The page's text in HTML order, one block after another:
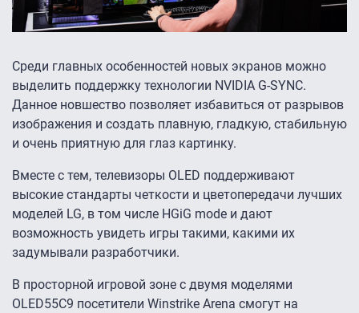
Среди главных особенностей новых экранов можно
выделить поддержку технологии NVIDIA G-SYNC.
Данное новшество позволяет избавиться от разрывов
изображения и создать плавную, гладкую, стабильную
и очень приятную для глаз картинку.
Вместе с тем, телевизоры OLED поддерживают
высокие стандарты четкости и цветопередачи лучших
моделей LG, в том числе HGiG mode и дают
возможность увидеть игры такими, какими их
задумывали разработчики.
В просторной игровой зоне с двумя моделями
OLED55C9 посетители Winstrike Arena смогут на